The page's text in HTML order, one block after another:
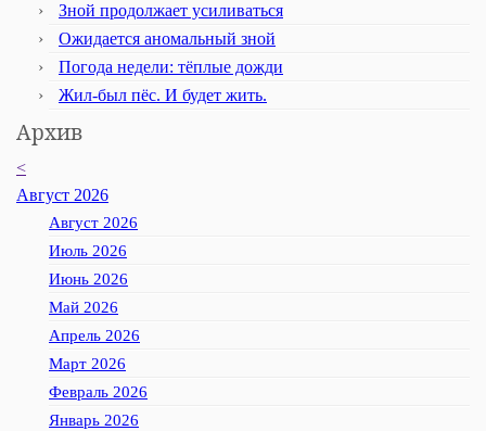
Зной продолжает усиливаться
Ожидается аномальный зной
Погода недели: тёплые дожди
Жил-был пёс. И будет жить.
Архив
<
Август 2026
Август 2026
Июль 2026
Июнь 2026
Май 2026
Апрель 2026
Март 2026
Февраль 2026
Январь 2026